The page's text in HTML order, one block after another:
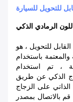
للتحويل للسيارة
الرمادي الذكي
للتحويل ، هو
باستخدام
، تم استخدام
الذكي عن طريق
على الزجاج
بالاتصال بمصدر